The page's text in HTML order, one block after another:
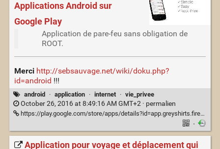
Applications Android sur
Google Play
Application de pare-feu sans obligation de
ROOT.
Merci http://sebsauvage.net/wiki/doku.php?
id=android !!!
android · application · internet · vie_privee
October 26, 2016 at 8:49:16 AM GMT+2 · permalien
https://play.google.com/store/apps/details?id=app.greyshirts.firewall
·
Application pour voyage et déplacement qui